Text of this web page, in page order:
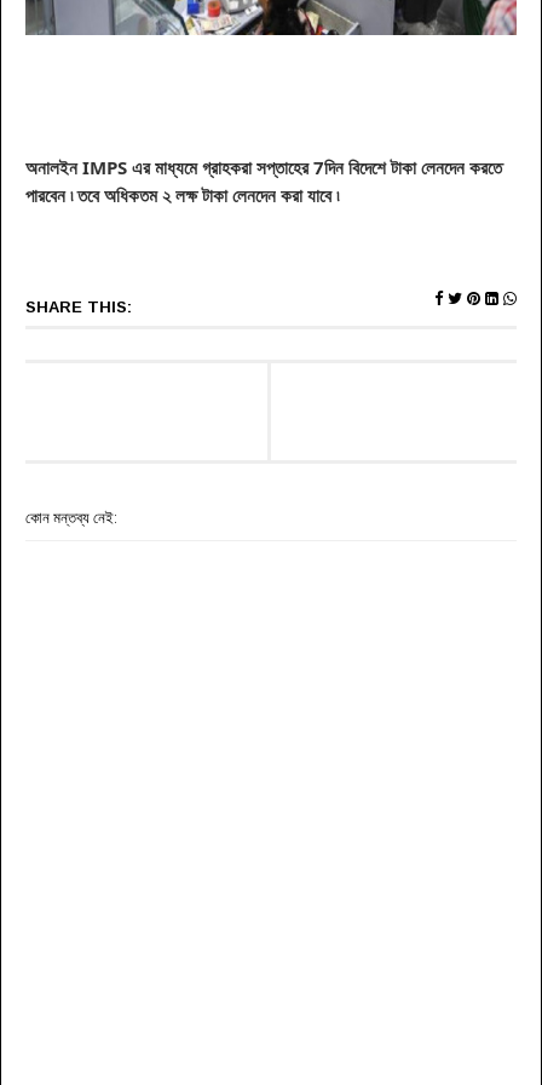
অনালইন IMPS এর মাধ্যমে গ্রাহকরা সপ্তাহের 7দিন বিদেশে টাকালেনদেন করতে
পারবেন ৷ তবে অধিকতম ২ লক্ষ টাকালেনদেন করা যাবে ৷
SHARE THIS:
কোন মন্তব্য নেই: